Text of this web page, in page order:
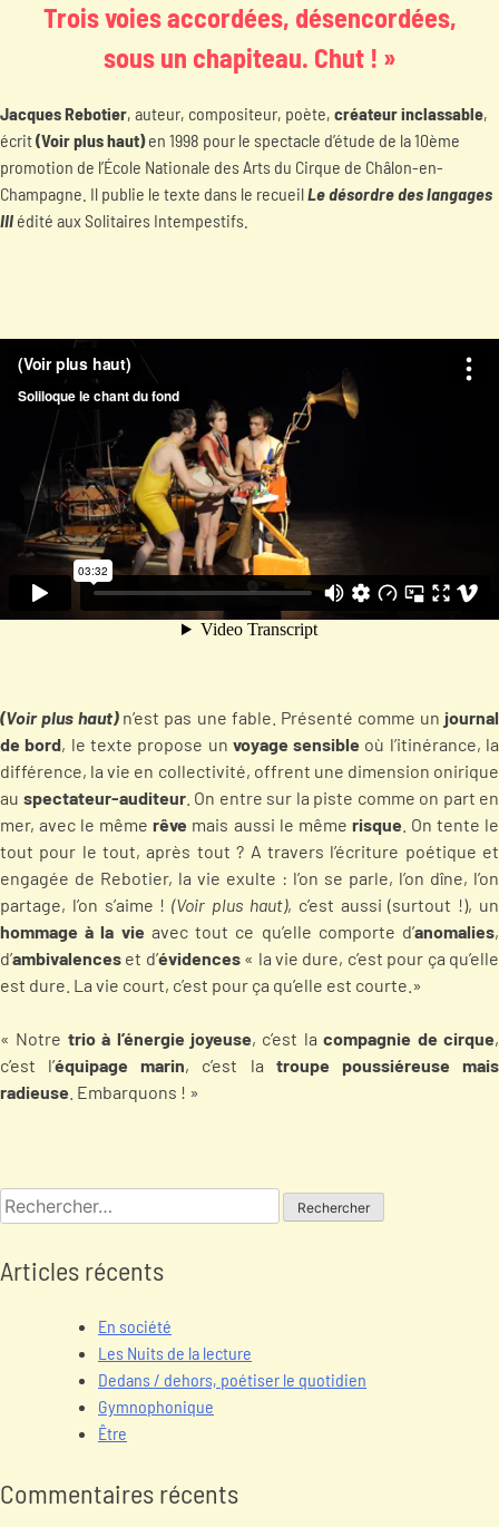
Trois voies accordées, désencordées,
sous un chapiteau. Chut ! »
Jacques Rebotier, auteur, compositeur, poète, créateur inclassable,
écrit(Voir plus haut)en 1998 pour le spectacle d’étude de la 10ème
promotion de l’École Nationale des Arts du Cirque de Châlon-en-
Champagne. Il publie le texte dans le recueilLe désordre des langages
III édité aux Solitaires Intempestifs.
(Voir plus haut)n’est pas une fable. Présenté comme un journal
de bord, le texte propose un voyage sensible où l’itinérance, la
différence, la vie en collectivité, offrent une dimension onirique
au spectateur-auditeur. On entre sur la piste comme on part en
mer, avec le mêmerêve mais aussi le même risque . On tente le
tout pour le tout, après tout ? A travers l’écriture poétique et
engagée de Rebotier, la vie exulte : l’on se parle, l’on dîne, l’on
partage, l’on s’aime !(Voir plus haut), c’est aussi (surtout !), un
hommage à la vie avec tout ce qu’elle comporte d’anomalies,
d’ambivalences et d’évidences« la vie dure, c’est pour ça qu’elle
est dure. La vie court, c’est pour ça qu’elle est courte.»
« Notre trio à l’énergie joyeuse, c’est lacompagnie de cirque,
c’est l’équipage marin, c’est la troupe poussiéreuse mais
radieuse . Embarquons ! »
Articles récents
En société
Les Nuits de la lecture
Dedans / dehors, poétiser le quotidien
Gymnophonique
Être
Commentaires récents